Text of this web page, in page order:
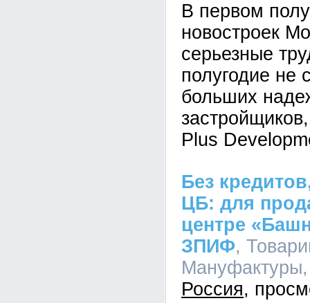
В первом
новостроек
серьезные
полугодие не
больших
Plus
Без
ЦБ: для
центре
ЗПИФ,
Россия